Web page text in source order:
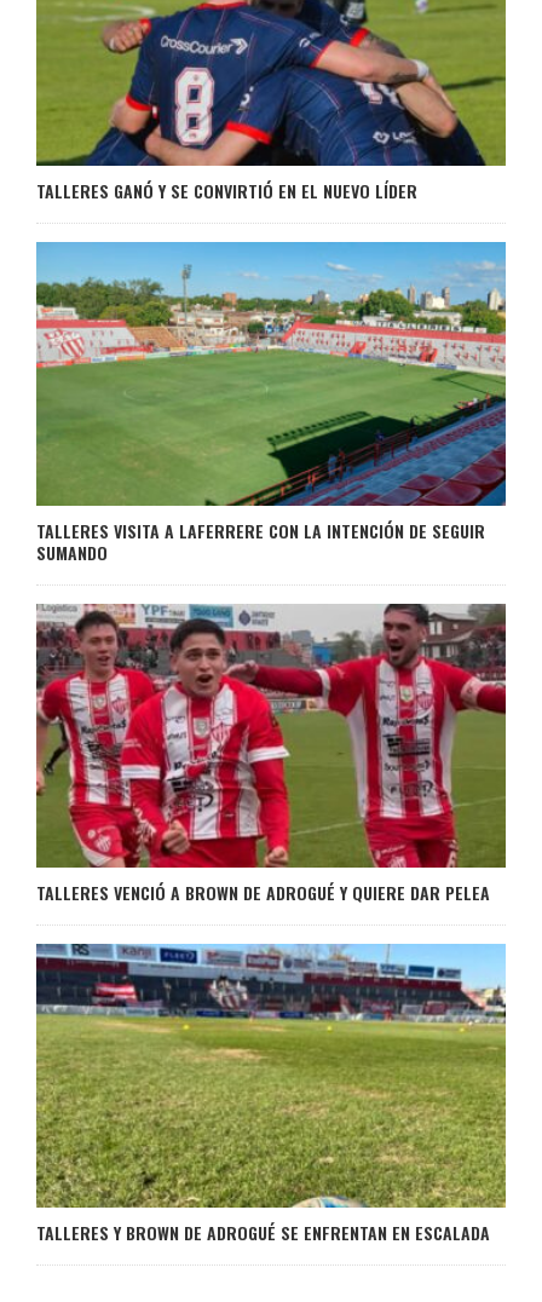
TALLERES GANÓ Y SE CONVIRTIÓ EN EL NUEVO LÍDER
TALLERES VISITA A LAFERRERE CON LA INTENCIÓN DE SEGUIR
SUMANDO
TALLERES VENCIÓ A BROWN DE ADROGUÉ Y QUIERE DAR PELEA
TALLERES Y BROWN DE ADROGUÉ SE ENFRENTAN EN ESCALADA